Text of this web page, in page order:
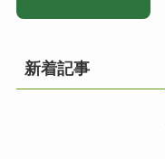
新着記事